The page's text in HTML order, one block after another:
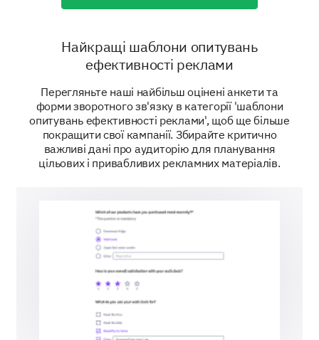
Finally, a few questions about your demographic to
help us better understand our audience.
Please indicate your Gender.
In what age range do you fall?
Найкращі шаблони опитувань
ефективності реклами
Перегляньте наші найбільш оцінені анкети та
форми зворотного зв'язку в категорії 'шаблони
опитувань ефективності реклами', щоб ще більше
покращити свої кампанії. Збирайте критично
важливі дані про аудиторію для планування
цільових і привабливих рекламних матеріалів.